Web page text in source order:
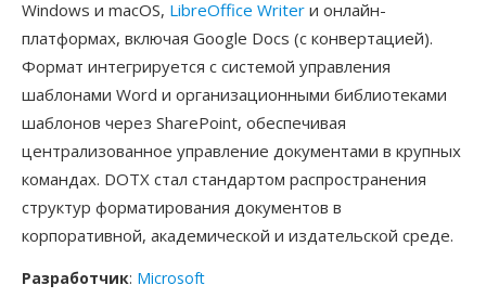
Windows и macOS, LibreOffice Writer и онлайн-
платформах, включая Google Docs (с конвертацией).
Формат интегрируется с системой управления
шаблонами Word и организационными библиотеками
шаблонов через SharePoint, обеспечивая
централизованное управление документами в крупных
командах. DOTX стал стандартом распространения
структур форматирования документов в
корпоративной, академической и издательской среде.
Разработчик: Microsoft